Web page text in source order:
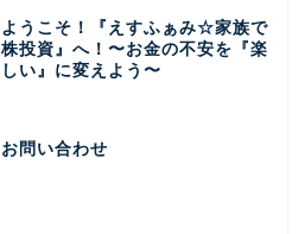
ようこそ！『えすふぁみ☆家族で
株投資』へ！〜お金の不安を『楽
しい』に変えよう〜
お問い合わせ